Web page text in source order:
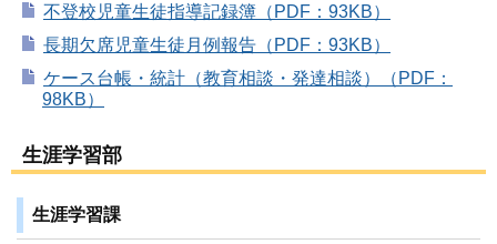
不登校児童生徒指導記録簿（PDF：93KB）
長期欠席児童生徒月例報告（PDF：93KB）
ケース台帳・統計（教育相談・発達相談）（PDF：
98KB）
生涯学習部
生涯学習課